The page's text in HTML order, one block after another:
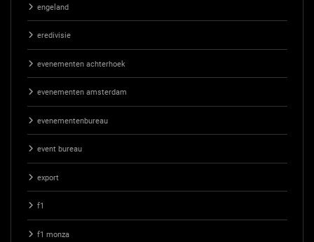
engeland
eredivisie
evenementen achterhoek
evenementen amsterdam
evenementenbureau
event bureau
export
f1
f1 monza